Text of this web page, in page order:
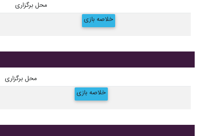
محل برگزاری
خلاصه بازی
محل برگزاری
خلاصه بازی